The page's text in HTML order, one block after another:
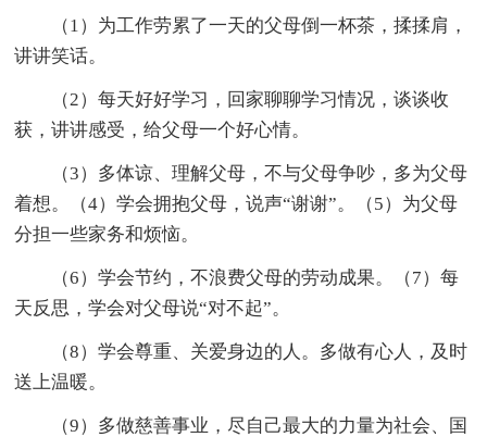
（1）为工作劳累了一天的父母倒一杯茶，揉揉肩，
讲讲笑话。
（2）每天好好学习，回家聊聊学习情况，谈谈收
获，讲讲感受，给父母一个好心情。
（3）多体谅、理解父母，不与父母争吵，多为父母
着想。（4）学会拥抱父母，说声“谢谢”。（5）为父母
分担一些家务和烦恼。
（6）学会节约，不浪费父母的劳动成果。（7）每
天反思，学会对父母说“对不起”。
（8）学会尊重、关爱身边的人。多做有心人，及时
送上温暖。
（9）多做慈善事业，尽自己最大的力量为社会、国